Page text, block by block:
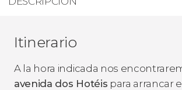
Itinerario
A la hora indicada nos
avenida dos Hotéis para arrancar